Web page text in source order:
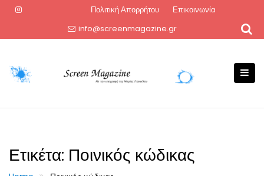
Πολιτική Απορρήτου
Επικοινωνία
info@screenmagazine.gr
Ετικέτα: Ποινικός κώδικας